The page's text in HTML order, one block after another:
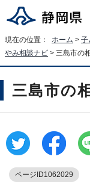
現在の位置： ホーム > 子
やみ相談ナビ > 三島市の
三島市の
ページID1062029